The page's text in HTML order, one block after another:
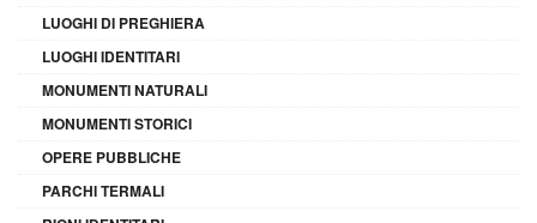
LUOGHI DI PREGHIERA
LUOGHI IDENTITARI
MONUMENTI NATURALI
MONUMENTI STORICI
OPERE PUBBLICHE
PARCHI TERMALI